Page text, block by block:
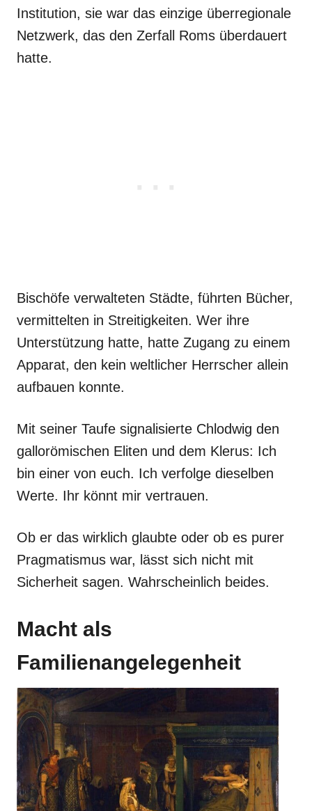
Institution, sie war das einzige überregionale
Netzwerk, das den Zerfall Roms überdauert
hatte.
Bischöfe verwalteten Städte, führten Bücher,
vermittelten in Streitigkeiten. Wer ihre
Unterstützung hatte, hatte Zugang zu einem
Apparat, den kein weltlicher Herrscher allein
aufbauen konnte.
Mit seiner Taufe signalisierte Chlodwig den
gallorömischen Eliten und dem Klerus: Ich
bin einer von euch. Ich verfolge dieselben
Werte. Ihr könnt mir vertrauen.
Ob er das wirklich glaubte oder ob es purer
Pragmatismus war, lässt sich nicht mit
Sicherheit sagen. Wahrscheinlich beides.
Macht als
Familienangelegenheit